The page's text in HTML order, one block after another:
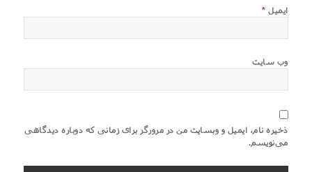
ایمیل *
وب‌ سایت
ذخیره نام، ایمیل و وبسایت من در مرورگر برای زمانی که دوباره دیدگاهی
می‌نویسم.